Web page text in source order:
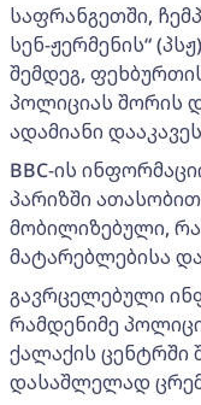
საფრანგეთში,
სენ-ჟერმენის“
შემდეგ,
პოლიციას შორის
ადამიანი
BBC-ის
პარიზში
მობილიზებული,
მატარებლებისა
გავრცელებული
რამდენიმე
ქალაქის ცენტრში
დასაშლელად